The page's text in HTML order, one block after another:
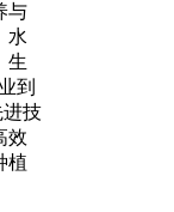
与
水
生
到
进技
效
植